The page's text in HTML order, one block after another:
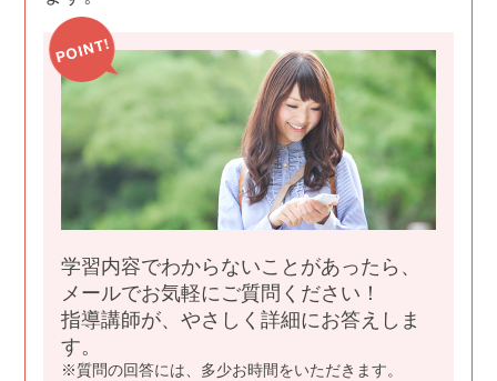
学習内容でわからないことがあったら、
メールでお気軽にご質問ください！
指導講師が、やさしく詳細にお答えしま
す。
質問の回答には、多少お時間をいただきます。